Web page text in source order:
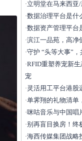
·立明堂在马来西亚
·数据治理平台是什
·数据资产管理平台
·滨江一品苑，高净
·守护 “头等大事”
·RFID重塑养宠新
宠
·灵活用工平台港股
·单霁翔的礼物清单
·咪咕音乐与中国唱
·别再盲目换房！终
·海西传媒集团战略